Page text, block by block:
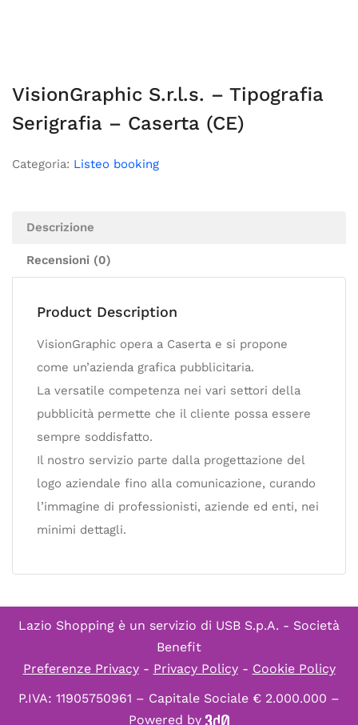
VisionGraphic S.r.l.s. – Tipografia
Serigrafia – Caserta (CE)
Categoria: Listeo booking
Descrizione
Recensioni (0)
Product Description
VisionGraphic opera a Caserta e si propone
come un’azienda grafica pubblicitaria.
La versatile competenza nei vari settori della
pubblicità permette che il cliente possa essere
sempre soddisfatto.
Il nostro servizio parte dalla progettazione del
logo aziendale fino alla comunicazione, curando
l’immagine di professionisti, aziende ed enti, nei
minimi dettagli.
Lazio Shopping è un servizio di USB S.p.A. - Società
Benefit
Preferenze Privacy- Privacy Policy- Cookie Policy
P.IVA: 11905750961 – Capitale Sociale € 2.000.000 –
Powered by